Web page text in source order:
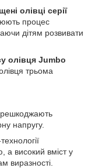
олівці серії
процес
дітям розвивати
олівця Jumbo
трьома
напругу.
а високий вміст у
виразності.